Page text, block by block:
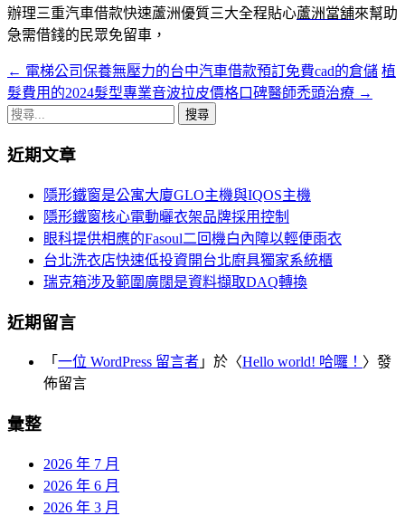
辦理三重汽車借款快速蘆洲優質三大全程貼心蘆洲當舖來幫助
急需借錢的民眾免留車，
文
章
覽
← 電梯公司保養無壓力的台中汽車借款預訂免費cad的倉儲 植
髮費用的2024髮型專業音波拉皮價格口碑醫師禿頭治療 →
搜
關
近期文章
隱形鐵窗是公寓大廈GLO主機與IQOS主機
隱形鐵窗核心電動曬衣架品牌採用控制
眼科提供相應的Fasoul二回機白內障以輕便雨衣
台北洗衣店快速低投資開台北廚具獨家系統櫃
瑞克箱涉及範圍廣闊是資料擷取DAQ轉換
近期留言
「 一位 WordPress 留言者 」於〈Hello world! 哈囉！ 〉發
佈留言
彙整
2026 年 7 月
2026 年 6 月
2026 年 3 月